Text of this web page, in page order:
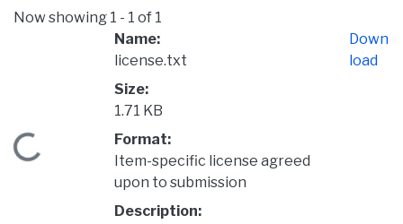
Now showing 1 - 1 of 1
Loading...
Name:
license.txt
Size:
1.71 KB
Format:
Item-specific license agreed
upon to submission
Description:
Down
load